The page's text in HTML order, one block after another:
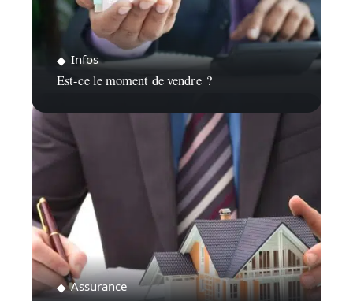
Infos
Est-ce le moment de vendre ?
Assurance